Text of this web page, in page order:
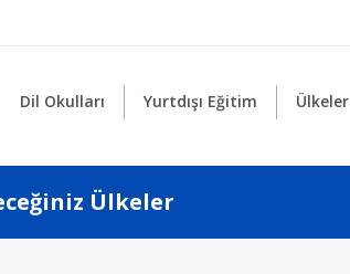
Dil Okulları Yurtdışı Eğitim Ülkeler
Ülkeler